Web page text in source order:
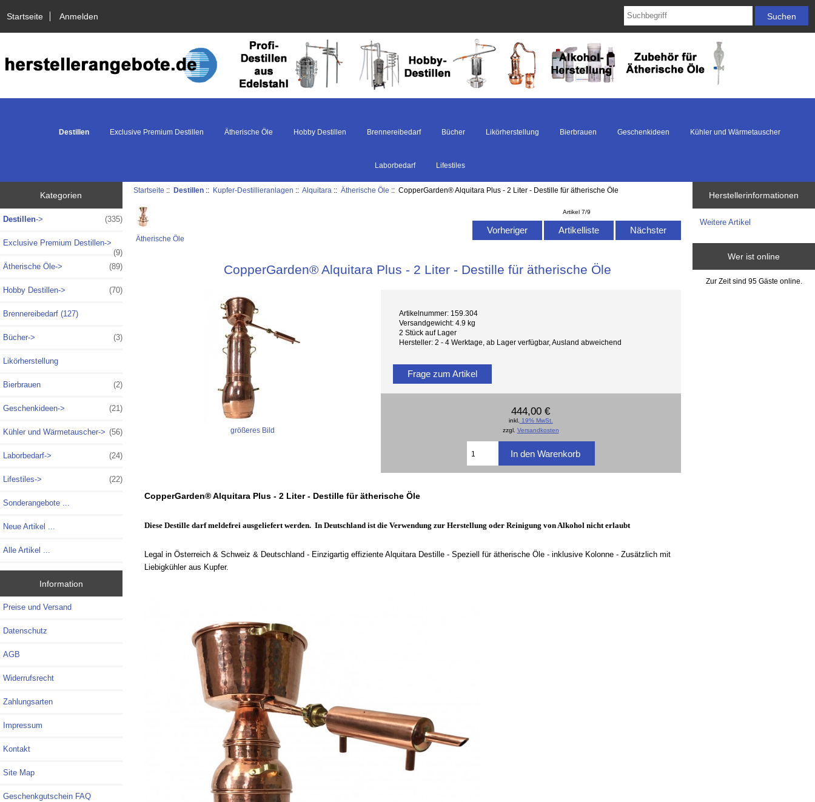
Startseite Anmelden
Destillen Exclusive Premium Destillen Ätherische Öle Hobby Destillen Brennereibedarf Bücher Likörherstellung Bierbrauen Geschenkideen Kühler und Wärmetauscher
Laborbedarf Lifestiles
Kategorien
Destillen-> (335)
Exclusive Premium Destillen->
(9)
Ätherische Öle->
(89)
Hobby Destillen-> (70)
Brennereibedarf (127)
Bücher-> (3)
Likörherstellung
Bierbrauen (2)
Geschenkideen-> (21)
Kühler und Wärmetauscher-> (56)
Laborbedarf-> (24)
Lifestiles-> (22)
Sonderangebote ...
Neue Artikel ...
Alle Artikel ...
Information
Preise und Versand
Datenschutz
AGB
Widerrufsrecht
Zahlungsarten
Impressum
Kontakt
Site Map
Geschenkgutschein FAQ
Startseite ::Destillen :: Kupfer-Destillieranlagen ::Alquitara ::Ätherische Öle :: CopperGarden® Alquitara Plus - 2 Liter - Destille für ätherische Öle
Ätherische Öle
Artikel 7/9
Vorheriger Artikelliste Nächster
CopperGarden® Alquitara Plus - 2 Liter - Destille für ätherische Öle
größeres Bild
Artikelnummer: 159.304
Versandgewicht: 4.9 kg
2 Stück auf Lager
Hersteller: 2 - 4 Werktage, ab Lager verfügbar, Ausland abweichend
Frage zum Artikel
444,00 €
inkl. 19% MwSt.
zzgl. Versandkosten
CopperGarden® Alquitara Plus - 2 Liter - Destille für ätherische Öle
Diese Destille darf meldefrei ausgeliefert werden. In Deutschland ist die Verwendung zur Herstellung oder Reinigung von Alkohol nicht erlaubt
Legal in Österreich & Schweiz & Deutschland - Einzigartig effiziente Alquitara Destille - Speziell für ätherische Öle - inklusive Kolonne - Zusätzlich mit
Liebigkühler aus Kupfer.
Herstellerinformationen
Weitere Artikel
Wer ist online
Zur Zeit sind 95 Gäste online.